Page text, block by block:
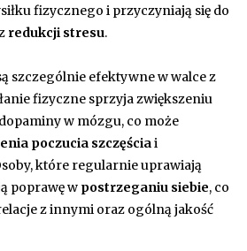
fizycznego i przyczyniają się do
redukcji stresu.
szczególnie efektywne w walce z
fizyczne sprzyja zwiększeniu
w mózgu, co może
poczucia szczęściai
które regularnie uprawiają
poprawę w postrzeganiu siebie, co
z innymi oraz ogólną jakość